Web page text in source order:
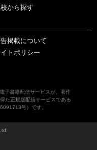
から探す
掲載について
トポリシー
子書籍配信サービスが、著作
た正規版配信サービスである
号）です。